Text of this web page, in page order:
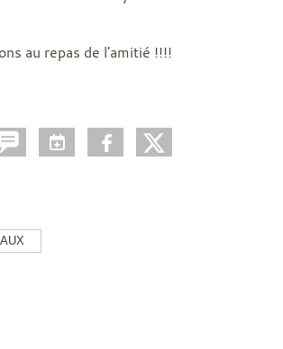
au repas de l'amitié !!!!